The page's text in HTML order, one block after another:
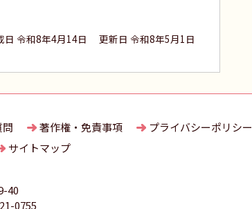
日 令和8年4月14日 更新日 令和8年5月1日
著作権・免責事項
プライバシーポリシー
サイトマップ
40
0755